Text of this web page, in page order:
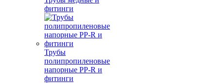
фитинги
Трубы
полипропиленовые
напорные PP-R и
фитинги